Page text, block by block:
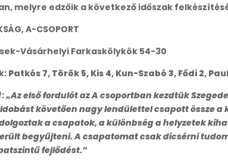
melyre edzőik a következő időszak
A-CSOPORT
Vásárhelyi Farkaskölykök 54-30
: Patkós 7, Török 5, Kis 4, Kun-Szabó 3, Fődi 2,
:„Az első fordulót az A csoportban kezdtük
követően nagy lendülettel csapott össze a
a csapatok, a különbség a helyzetek
begyűjteni. A csapatomat csak dicsérni
fejlődést.”